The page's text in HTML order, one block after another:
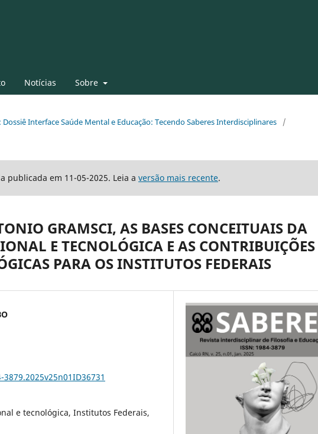
Notícias Sobre
Dossiê Interface Saúde Mental e Educação: Tecendo Saberes Interdisciplinares
/
publicada em 11-05-2025. Leia a versão mais recente.
GRAMSCI, AS BASES CONCEITUAIS DA
E TECNOLÓGICA E AS CONTRIBUIÇÕES
PARA OS INSTITUTOS FEDERAIS
e tecnológica, Institutos Federais,